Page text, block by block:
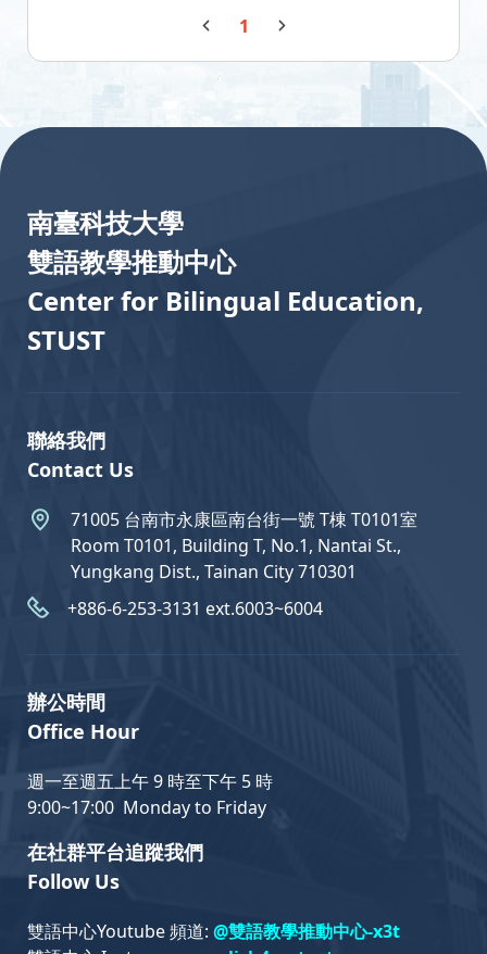
1
南臺科技大學
雙語教學推動中心
Center for Bilingual Education,
STUST
聯絡我們
Contact Us
71005 台南市永康區南台街一號 T棟 T0101室
Room T0101, Building T, No.1, Nantai St.,
Yungkang Dist., Tainan City 710301
+886-6-253-3131 ext.6003~6004
辦公時間
Office Hour
週一至週五上午 9 時至下午 5 時
9:00~17:00 Monday to Friday
在社群平台追蹤我們
Follow Us
雙語中心Youtube 頻道: @雙語教學推動中心-x3t